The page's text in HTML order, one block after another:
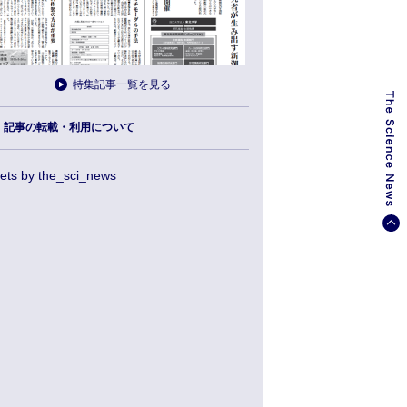
特集記事一覧を見る
記事の転載・利用について
by the_sci_news